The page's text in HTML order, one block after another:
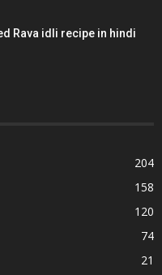
Rava idli recipe in hindi
204
158
120
74
21